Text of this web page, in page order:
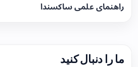
راهنمای علمی ساکسندا
ما را دنبال کنید